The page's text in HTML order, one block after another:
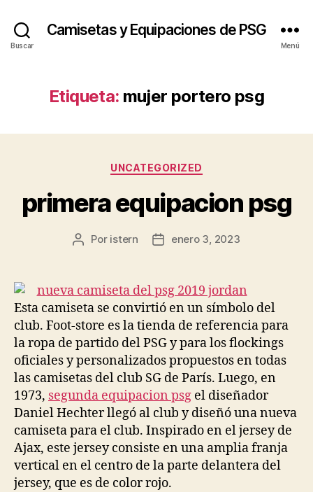
Buscar
Camisetas y Equipaciones de PSG
Menú
Etiqueta: mujer portero psg
Categorías
UNCATEGORIZED
primera equipacion psg
Autor
entrada
Por istern
Fecha
entrada
enero 3, 2023
Esta camiseta se convirtió en un símbolo del
club. Foot-store es la tienda de referencia para
la ropa de partido del PSG y para los flockings
oficiales y personalizados propuestos en todas
las camisetas del club SG de París. Luego, en
1973, segunda equipacion psg el diseñador
Daniel Hechter llegó al club y diseñó una nueva
camiseta para el club. Inspirado en el jersey de
Ajax, este jersey consiste en una amplia franja
vertical en el centro de la parte delantera del
jersey, que es de color rojo.